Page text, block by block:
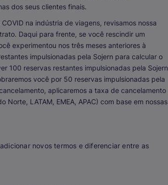
dos seus clientes finais.
na indústria de viagens, revisamos nossa
Daqui para frente, se você rescindir um
experimentou nos três meses anteriores à
impulsionadas pela Sojern para calcular o
100 reservas restantes impulsionadas pela Sojern
você por 50 reservas impulsionadas pela
aplicaremos a taxa de cancelamento
LATAM, EMEA, APAC) com base em nossas
novos termos e diferenciar entre as